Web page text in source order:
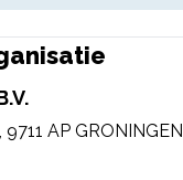
, 9711 AP GRONINGEN